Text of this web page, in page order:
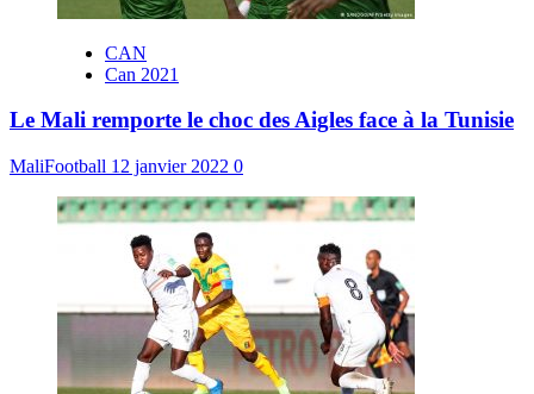
CAN
Can 2021
Le Mali remporte le choc des Aigles face à la Tunisie
MaliFootball 12 janvier 2022 0